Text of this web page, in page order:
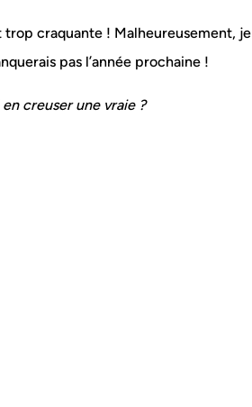
craquante ! Malheureusement, je
pas l’année prochaine !
creuser une vraie ?